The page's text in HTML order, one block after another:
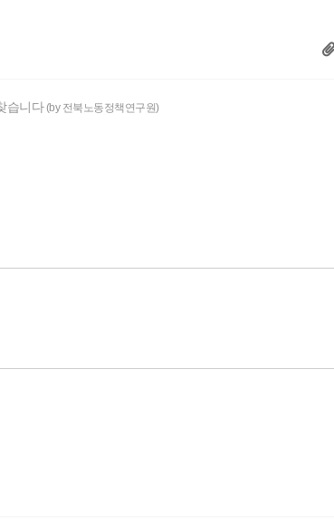
습니다(by 전북노동정책연구원)